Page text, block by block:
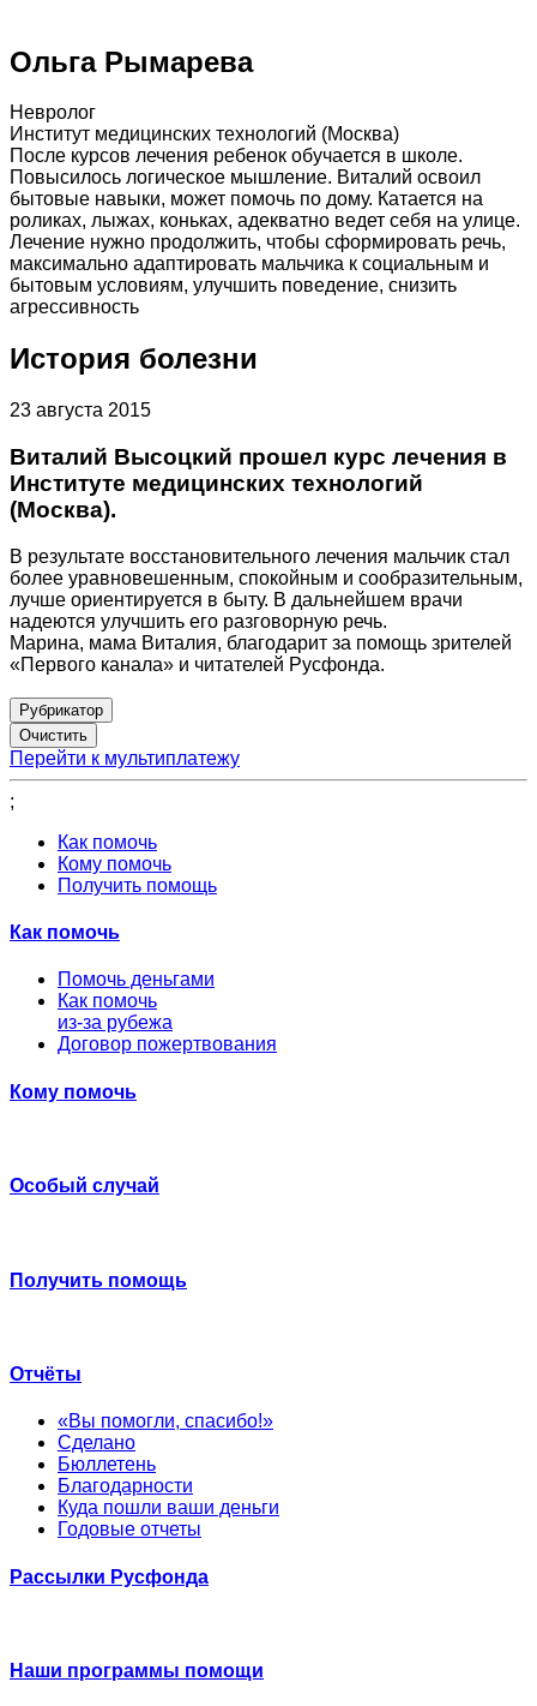
Ольга Рымарева
Невролог
Институт медицинских технологий (Москва)
После курсов лечения ребенок обучается в школе.
Повысилось логическое мышление. Виталий освоил
бытовые навыки, может помочь по дому. Катается на
роликах, лыжах, коньках, адекватно ведет себя на улице.
Лечение нужно продолжить, чтобы сформировать речь,
максимально адаптировать мальчика к социальным и
бытовым условиям, улучшить поведение, снизить
агрессивность
История болезни
23 августа 2015
Виталий Высоцкий прошел курс лечения в
Институте медицинских технологий
(Москва).
В результате восстановительного лечения мальчик стал
более уравновешенным, спокойным и сообразительным,
лучше ориентируется в быту. В дальнейшем врачи
надеются улучшить его разговорную речь.
Марина, мама Виталия, благодарит за помощь зрителей
«Первого канала» и читателей Русфонда.
Рубрикатор
Перейти к мультиплатежу
;
Как помочь
Кому помочь
Получить помощь
Как помочь
Помочь деньгами
Как помочь
из-за рубежа
Договор пожертвования
Кому помочь
Особый случай
Получить помощь
Отчёты
«Вы помогли, спасибо!»
Сделано
Бюллетень
Благодарности
Куда пошли ваши деньги
Годовые отчеты
Рассылки Русфонда
Наши программы помощи